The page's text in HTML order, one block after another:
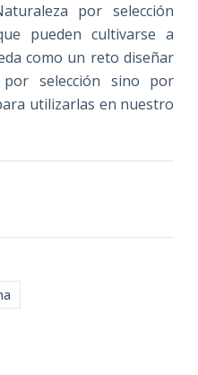
por selección
pueden cultivarse a
como un reto diseñar
selección sino por
utilizarlas en nuestro